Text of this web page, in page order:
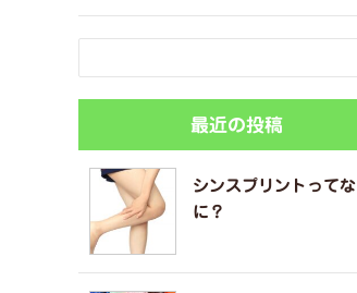
最近の投稿
シンスプリントってな
に？